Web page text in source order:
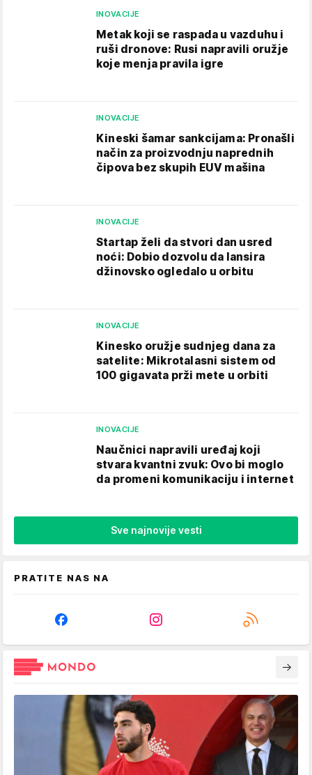
INOVACIJE
Metak koji se raspada u vazduhu i
ruši dronove: Rusi napravili oružje
koje menja pravila igre
INOVACIJE
Kineski šamar sankcijama: Pronašli
način za proizvodnju naprednih
čipova bez skupih EUV mašina
INOVACIJE
Startap želi da stvori dan usred
noći: Dobio dozvolu da lansira
džinovsko ogledalo u orbitu
INOVACIJE
Kinesko oružje sudnjeg dana za
satelite: Mikrotalasni sistem od
100 gigavata prži mete u orbiti
INOVACIJE
Naučnici napravili uređaj koji
stvara kvantni zvuk: Ovo bi moglo
da promeni komunikaciju i internet
Sve najnovije vesti
PRATITE NAS NA